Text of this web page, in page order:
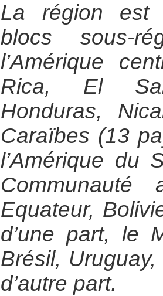
La région est
blocs sous-
l’Amérique
Rica, El
Honduras,
Caraïbes (13
l’Amérique du
Communauté
Equateur,
d’une part, le
Brésil,
d’autre part.